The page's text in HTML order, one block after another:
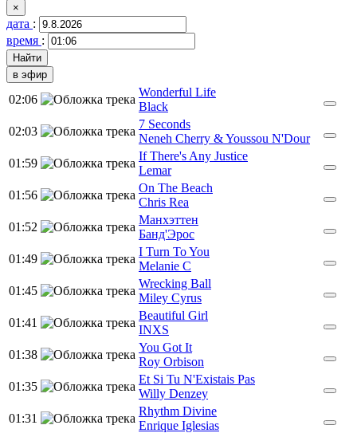
×
дата :
время :
в эфир
02:06
Wonderful Life
Black
02:03
7 Seconds
Neneh Cherry & Youssou N'Dour
01:59
If There's Any Justice
Lemar
01:56
On The Beach
Chris Rea
01:52
Манхэттен
Банд'Эрос
01:49
I Turn To You
Melanie C
01:45
Wrecking Ball
Miley Cyrus
01:41
Beautiful Girl
INXS
01:38
You Got It
Roy Orbison
01:35
Et Si Tu N'Existais Pas
Willy Denzey
01:31
Rhythm Divine
Enrique Iglesias